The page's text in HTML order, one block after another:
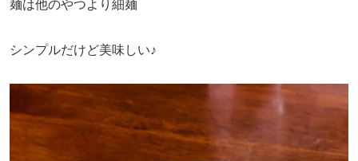
麺は他のやつより細麺
シンプルだけど美味しい♪